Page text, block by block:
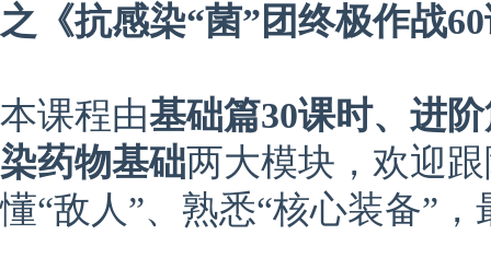
之《抗感染“菌”团终极作战
本课程由基础篇30课时、进
染药物基础两大模块，欢迎
懂“敌人”、熟悉“核心装备”